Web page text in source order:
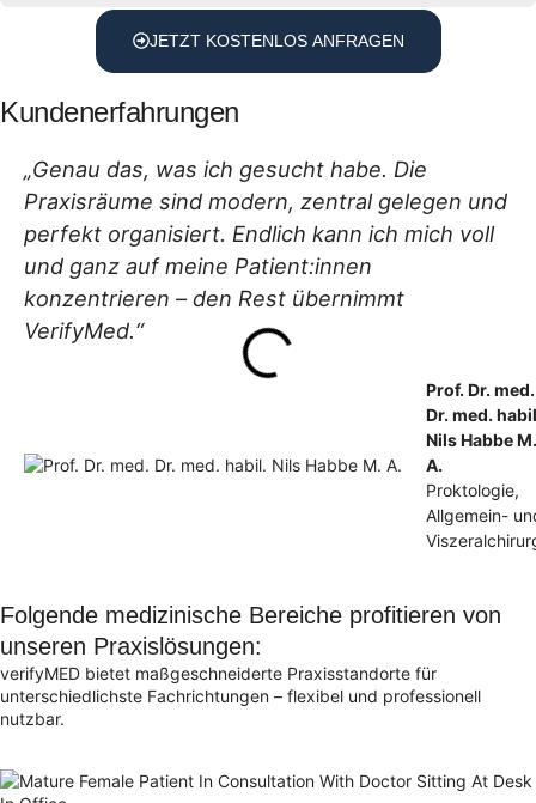
JETZT KOSTENLOS ANFRAGEN
Kundenerfahrungen
„Genau das, was ich gesucht habe. Die
Praxisräume sind modern, zentral gelegen und
perfekt organisiert. Endlich kann ich mich voll
und ganz auf meine Patient:innen
konzentrieren – den Rest übernimmt
VerifyMed.“
Prof. Dr. med.
Dr. med.
Nils Habbe M.
A.
Proktologie,
Allgemein-
Folgende medizinische Bereiche profitieren von
unseren Praxislösungen:
verifyMED bietet maßgeschneiderte Praxisstandorte für
unterschiedlichste Fachrichtungen – flexibel und professionell
nutzbar.